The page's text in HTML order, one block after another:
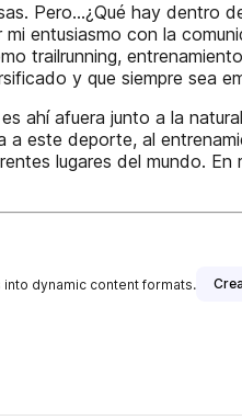
Pero…¿Qué hay dentro
entusiasmo con la
trailrunning,
y que siempre sea
ahí afuera junto a la
a este deporte, al
lugares del mundo.
into dynamic content formats.